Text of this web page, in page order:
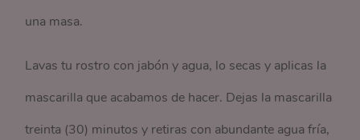
una masa.
Lavas tu rostro con jabón y agua, lo secas y aplicas la
mascarilla que acabamos de hacer. Dejas la mascarilla
treinta (30) minutos y retiras con abundante agua fría,